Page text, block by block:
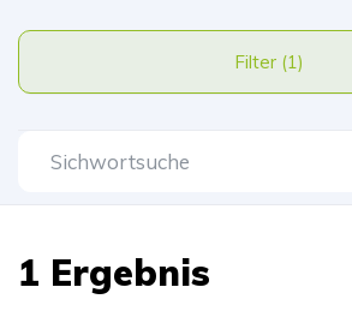
Filter (1)
1 Ergebnis